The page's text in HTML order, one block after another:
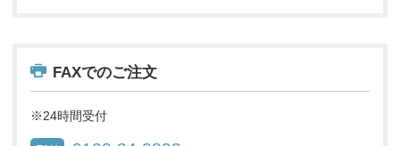
FAXでのご注文
※24時間受付